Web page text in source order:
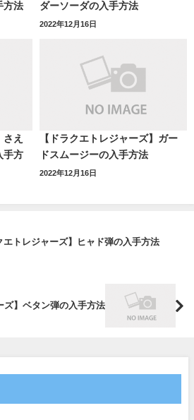
方法
ダーソーダの入手方法
2022年12月16日
さえ
手方
【ドラクエトレジャーズ】ガー
ドスムージーの入手方法
2022年12月16日
エトレジャーズ】ヒャド弾の入手方法
ズ】ベタン弾の入手方法